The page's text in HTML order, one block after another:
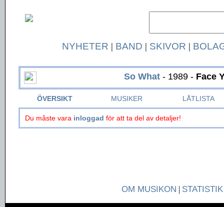
NYHETER | BAND | SKIVOR |
So What - 1989 - Face
ÖVERSIKT MUSIKER LÅTLISTA
Du måste vara inloggad för att ta del av detaljer!
OM MUSIKON | STATISTIK